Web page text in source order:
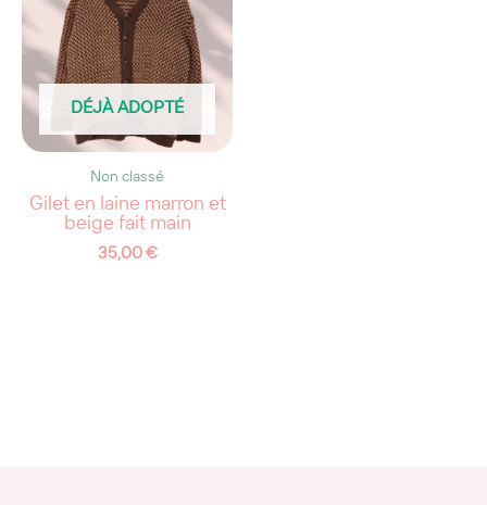
DÉJÀ ADOPTÉ
Non classé
Gilet en laine marron et
beige fait main
35,00€